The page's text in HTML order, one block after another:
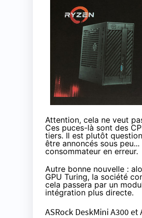
Attention, cela ne veut
Ces puces-là sont des
tiers. Il est plutôt
être annoncés sous
consommateur en erreur.
Autre bonne nouvelle :
GPU Turing, la société
cela passera par un
intégration plus directe.
ASRock DeskMini A300